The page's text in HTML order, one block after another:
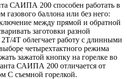
САИПА 200 способен работать в
баллона или без него:
между прямой и обратной
заготовки разной
4Т облегчает работу с длинными
четырехтактного режима
зажатой кнопку на горелке во
САИПА 200 отличается от
С съемной горелкой.